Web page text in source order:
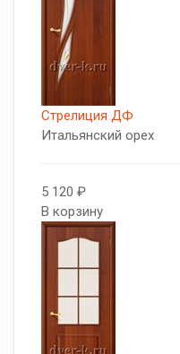
Стрелиция ДФ
Итальянский орех
5 120 ₽
В корзину